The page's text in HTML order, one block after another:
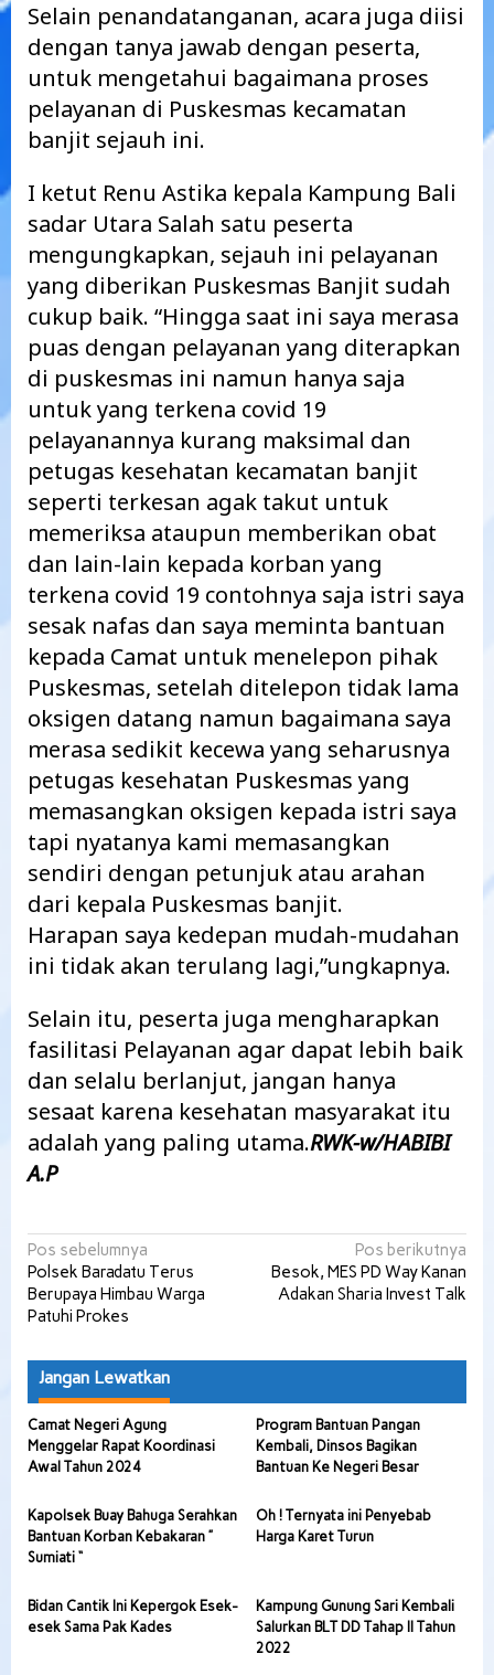
Selain penandatanganan, acara juga diisi
dengan tanya jawab dengan peserta,
untuk mengetahui bagaimana proses
pelayanan di Puskesmas kecamatan
banjit sejauh ini.
I ketut Renu Astika kepala Kampung Bali
sadar Utara Salah satu peserta
mengungkapkan, sejauh ini pelayanan
yang diberikan Puskesmas Banjit sudah
cukup baik. “Hingga saat ini saya merasa
puas dengan pelayanan yang diterapkan
di puskesmas ini namun hanya saja
untuk yang terkena covid 19
pelayanannya kurang maksimal dan
petugas kesehatan kecamatan banjit
seperti terkesan agak takut untuk
memeriksa ataupun memberikan obat
dan lain-lain kepada korban yang
terkena covid 19 contohnya saja istri saya
sesak nafas dan saya meminta bantuan
kepada Camat untuk menelepon pihak
Puskesmas, setelah ditelepon tidak lama
oksigen datang namun bagaimana saya
merasa sedikit kecewa yang seharusnya
petugas kesehatan Puskesmas yang
memasangkan oksigen kepada istri saya
tapi nyatanya kami memasangkan
sendiri dengan petunjuk atau arahan
dari kepala Puskesmas banjit.
Harapan saya kedepan mudah-mudahan
ini tidak akan terulang lagi,”ungkapnya.
Selain itu, peserta juga mengharapkan
fasilitasi Pelayanan agar dapat lebih baik
dan selalu berlanjut, jangan hanya
sesaat karena kesehatan masyarakat itu
adalah yang paling utama.RWK-w/HABIBI
A.P
Navigasi
pos
Pos sebelumnya
Polsek Baradatu Terus
Berupaya Himbau Warga
Patuhi Prokes
Pos berikutnya
Besok, MES PD Way Kanan
Adakan Sharia Invest Talk
Jangan Lewatkan
Camat Negeri Agung
Menggelar Rapat Koordinasi
Awal Tahun 2024
Program Bantuan Pangan
Kembali, Dinsos Bagikan
Bantuan Ke Negeri Besar
Kapolsek Buay Bahuga Serahkan
Bantuan Korban Kebakaran ”
Sumiati “
Oh ! Ternyata ini Penyebab
Harga Karet Turun
Bidan Cantik Ini Kepergok Esek-
esek Sama Pak Kades
Kampung Gunung Sari Kembali
Salurkan BLT DD Tahap II Tahun
2022